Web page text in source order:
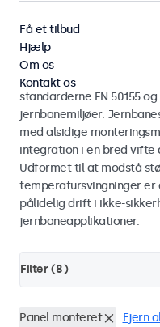
Skærme og
Skærme og touchskærme
standarderne EN 50155
jernbanemiljøer.
med alsidige
integration i en bred vifte
Udformet til at modstå
temperatursvingninger
pålidelig drift i ikke-
jernbaneapplikationer.
Filter (8)
Panel monteret Fjern
Få et tilbud
Hjælp
Om os
Kontakt os